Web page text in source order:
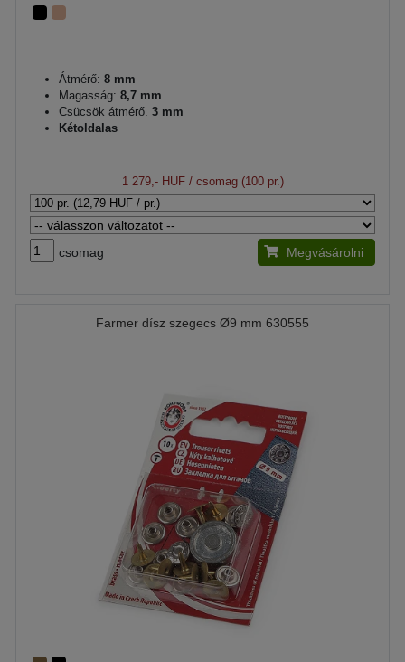
Átmérő: 8 mm
Magasság: 8,7 mm
Csücsök átmérő. 3 mm
Kétoldalas
1 279,- HUF/ csomag (100 pr.)
csomag Megvásárolni
Farmer dísz szegecs Ø9 mm 630555